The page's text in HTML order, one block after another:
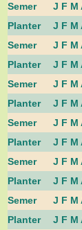
Semer
J F M
Planter
J F M
Semer
J F M
Planter
J F M
Semer
J F M
Planter
J F M
Semer
J F M
Planter
J F M
Semer
J F M
Planter
J F M
Semer
J F M
Planter
J F M